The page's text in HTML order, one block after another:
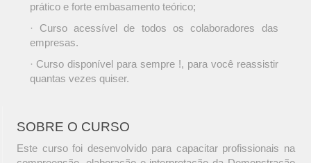
prático e forte embasamento teórico;
· Curso acessível de todos os colaboradores das
empresas.
· Curso disponível para sempre !, para você reassistir
quantas vezes quiser.
SOBRE O CURSO
Este curso foi desenvolvido para capacitar profissionais na